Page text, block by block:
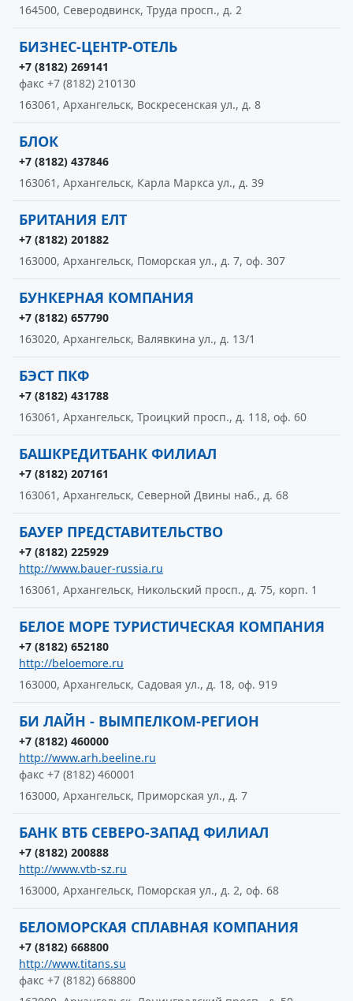
164500, Северодвинск, Труда просп., д. 2
БИЗНЕС-ЦЕНТР-ОТЕЛЬ
+7 (8182) 269141
факс +7 (8182) 210130
163061, Архангельск, Воскресенская ул., д. 8
БЛОК
+7 (8182) 437846
163061, Архангельск, Карла Маркса ул., д. 39
БРИТАНИЯ ЕЛТ
+7 (8182) 201882
163000, Архангельск, Поморская ул., д. 7, оф. 307
БУНКЕРНАЯ КОМПАНИЯ
+7 (8182) 657790
163020, Архангельск, Валявкина ул., д. 13/1
БЭСТ ПКФ
+7 (8182) 431788
163061, Архангельск, Троицкий просп., д. 118, оф. 60
БАШКРЕДИТБАНК ФИЛИАЛ
+7 (8182) 207161
163061, Архангельск, Северной Двины наб., д. 68
БАУЕР ПРЕДСТАВИТЕЛЬСТВО
+7 (8182) 225929
http://www.bauer-russia.ru
163061, Архангельск, Никольский просп., д. 75, корп. 1
БЕЛОЕ МОРЕ ТУРИСТИЧЕСКАЯ КОМПАНИЯ
+7 (8182) 652180
http://beloemore.ru
163000, Архангельск, Садовая ул., д. 18, оф. 919
БИ ЛАЙН - ВЫМПЕЛКОМ-РЕГИОН
+7 (8182) 460000
http://www.arh.beeline.ru
факс +7 (8182) 460001
163000, Архангельск, Приморская ул., д. 7
БАНК ВТБ СЕВЕРО-ЗАПАД ФИЛИАЛ
+7 (8182) 200888
http://www.vtb-sz.ru
163000, Архангельск, Поморская ул., д. 2, оф. 68
БЕЛОМОРСКАЯ СПЛАВНАЯ КОМПАНИЯ
+7 (8182) 668800
http://www.titans.su
факс +7 (8182) 668800